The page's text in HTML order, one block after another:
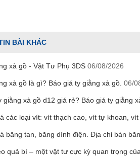
BÀI KHÁC
xà gồ - Vật Tư Phụ 3DS 06/08/2026
xà gồ là gì? Báo giá ty giằng xà gồ. 06/
giằng xà gồ d12 giá rẻ? Báo giá ty giằng
các loại vít: vít thạch cao, vít tự khoan,
băng tan, băng dính điện. Địa chỉ bán
quả bí – một vật tư cực kỳ quan trọng